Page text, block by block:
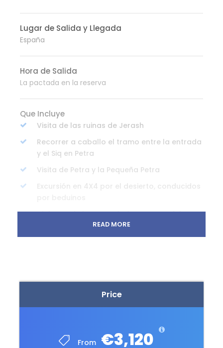
Price
From €3,120
Lugar de Salida y Llegada
España
Hora de Salida
La pactada en la reserva
Que Incluye
Visita de las ruinas de Jerash
Recorrer a caballo el tramo entre la entrada
y el Siq en Petra
Visita de Petra y la Pequeña Petra
Excursión en 4X4 por el desierto, conducidos
Disfrutar de las terapéuticas aguas del Mar
Jordania (5) - Maldivas (4) - una noche en
4 cenas según itinerario (sin bebidas)
Traslados, visitas y entradas, según nuestro
READ MORE